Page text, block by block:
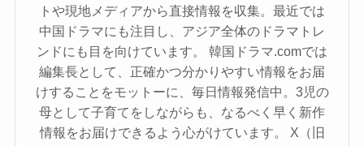
トや現地メディアから直接情報を収集。最近では
中国ドラマにも注目し、アジア全体のドラマトレ
ンドにも目を向けています。 韓国ドラマ.comでは
編集長として、正確かつ分かりやすい情報をお届
けすることをモットーに、毎日情報発信中。3児の
母として子育てをしながらも、なるべく早く新作
情報をお届けできるよう心がけています。 X（旧